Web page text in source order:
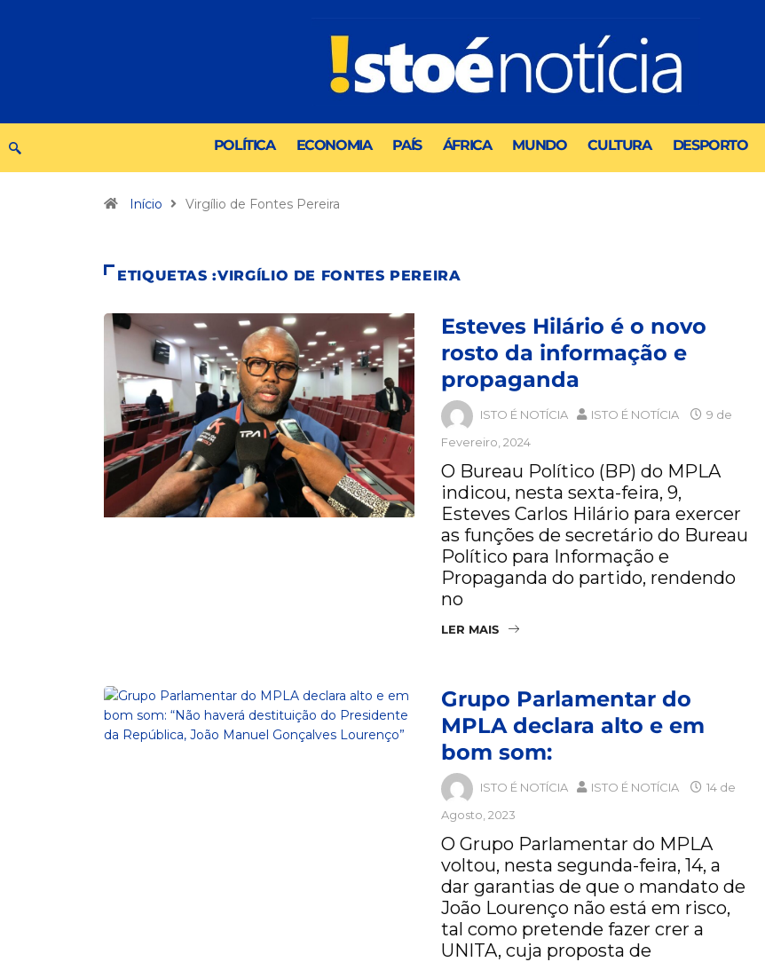
POLÍTICA ECONOMIA PAÍS ÁFRICA MUNDO CULTURA DESPORTO
Início Virgílio de Fontes Pereira
ETIQUETAS :VIRGÍLIO DE FONTES PEREIRA
Esteves Hilário é o novo
rosto da informação e
propaganda
ISTO É NOTÍCIA ISTO É NOTÍCIA
9 de
Fevereiro, 2024
O Bureau Político (BP) do MPLA
indicou, nesta sexta-feira, 9,
Esteves Carlos Hilário para exercer
as funções de secretário do Bureau
Político para Informação e
Propaganda do partido, rendendo
no
LER MAIS
Grupo Parlamentar do
MPLA declara alto e em
bom som:
ISTO É NOTÍCIA ISTO É NOTÍCIA
14 de
Agosto, 2023
O Grupo Parlamentar do MPLA
voltou, nesta segunda-feira, 14, a
dar garantias de que o mandato de
João Lourenço não está em risco,
tal como pretende fazer crer a
UNITA, cuja proposta de